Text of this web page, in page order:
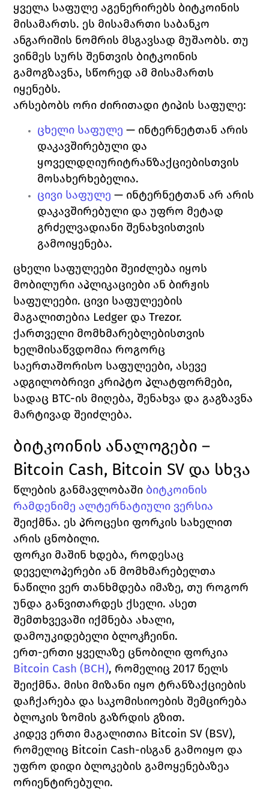
ყველა საფულე აგენერირებს ბიტკოინის
მისამართს. ეს მისამართი საბანკო
ანგარიშის ნომრის მსგავსად მუშაობს. თუ
ვინმეს სურს შენთვის ბიტკოინის
გამოგზავნა, სწორედ ამ მისამართს
იყენებს.
არსებობს ორი ძირითადი ტიპის საფულე:
ცხელი საფულე — ინტერნეტთან არის
დაკავშირებული და
ყოველდღიურიტრანზაქციებისთვის
მოსახერხებელია.
ცივი საფულე — ინტერნეტთან არ არის
დაკავშირებული და უფრო მეტად
გრძელვადიანი შენახვისთვის
გამოიყენება.
ცხელი საფულეები შეიძლება იყოს
მობილური აპლიკაციები ან ბირჟის
საფულეები. ცივი საფულეების
მაგალითებია Ledger და Trezor.
ქართველი მომხმარებლებისთვის
ხელმისაწვდომია როგორც
საერთაშორისო საფულეები, ასევე
ადგილობრივი კრიპტო პლატფორმები,
სადაც BTC-ის მიღება, შენახვა და გაგზავნა
მარტივად შეიძლება.
ბიტკოინის ანალოგები –
Bitcoin Cash, Bitcoin SV და სხვა
წლების განმავლობაში ბიტკოინის
რამდენიმე ალტერნატიული ვერსია
შეიქმნა. ეს პროცესი ფორკის სახელით
არის ცნობილი.
ფორკი მაშინ ხდება, როდესაც
დეველოპერები ან მომხმარებელთა
ნაწილი ვერ თანხმდება იმაზე, თუ როგორ
უნდა განვითარდეს ქსელი. ასეთ
შემთხვევაში იქმნება ახალი,
დამოუკიდებელი ბლოკჩეინი.
Bitcoin Cash (BCH), რომელიც 2017 წელს
შეიქმნა. მისი მიზანი იყო ტრანზაქციების
დაჩქარება და საკომისიოების შემცირება
ბლოკის ზომის გაზრდის გზით.
კიდევ ერთი მაგალითია Bitcoin SV (BSV),
რომელიც Bitcoin Cash-ისგან გამოიყო და
უფრო დიდი ბლოკების გამოყენებაზეა
ორიენტირებული.